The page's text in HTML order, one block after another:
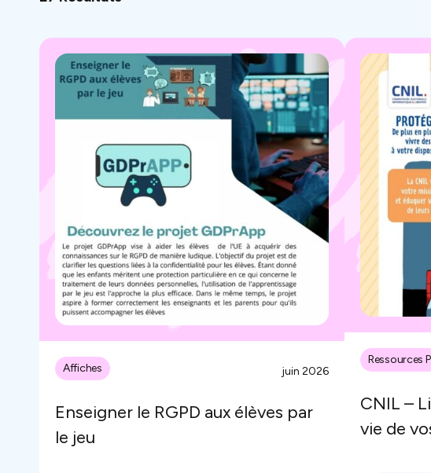
Affiches juin 2026
Enseigner le RGPD aux élèves par
le jeu
Ressources
CNIL –
vie de